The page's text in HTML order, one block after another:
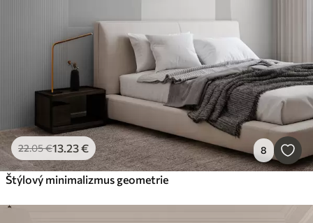
22.05€13.23€ 8
Štýlový minimalizmus geometrie